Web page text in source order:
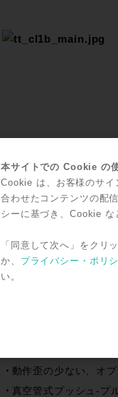
アが本来行うべき、
サウンドを他に入れ
きま す。プラグイン
す。ハードウェアで
も体験したことのな
ンド と、その幅の広
あなたのDAW上に展
最高のユーティリテ
せ、輝きを増すでし
て、普段のダイナミ
動作歪の少ない、オ
真空管式プッシュ-プ
本サイトでの Cookie の
Cookie は、お客様のサイ
合わせたコンテンツの配
シーに基づき、Cookie な
「同意して次へ」をクリ
か、 プライバシー・ポリ
い。